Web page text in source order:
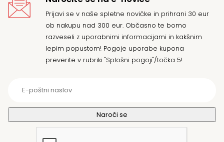
Prijavi se v naše spletne novičke in prihrani 30 eur
ob nakupu nad 300 eur. Občasno te bomo
razveseli z uporabnimi informacijami in kakšnim
lepim popustom! Pogoje uporabe kupona
preverite v rubriki "Splošni pogoji"/točka 5!